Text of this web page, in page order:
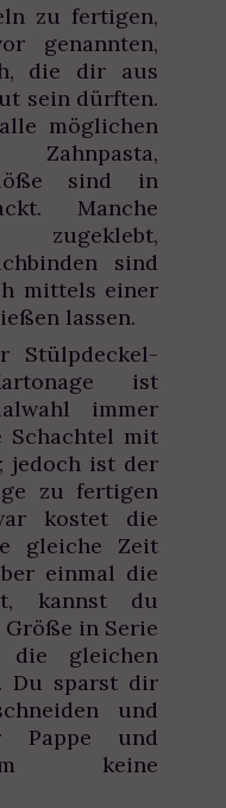
zu fertigen,
genannten,
die dir aus
sein dürften.
möglichen
Zahnpasta,
sind in
Manche
sind
mittels einer
lassen.
Stülpdeckel-
ist
immer
Schachtel mit
jedoch ist der
zu fertigen
kostet die
gleiche Zeit
einmal die
kannst du
in Serie
gleichen
Du sparst dir
und
Pappe und
keine